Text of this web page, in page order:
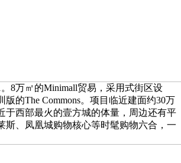
8万㎡的Minimall贸易，采用式街区设
的The Commons。项目临近建面约30万
于西部最火的壹方城的体量，周边还有平
斯、凤凰城购物核心等时髦购物六合，一